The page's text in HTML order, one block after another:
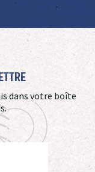
dans votre boîte